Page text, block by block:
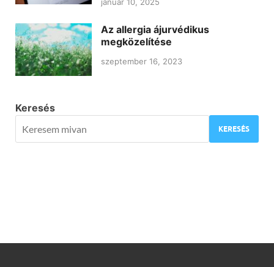
Az allergia ájurvédikus
megközelítése
szeptember 16, 2023
Keresés
KERESÉS